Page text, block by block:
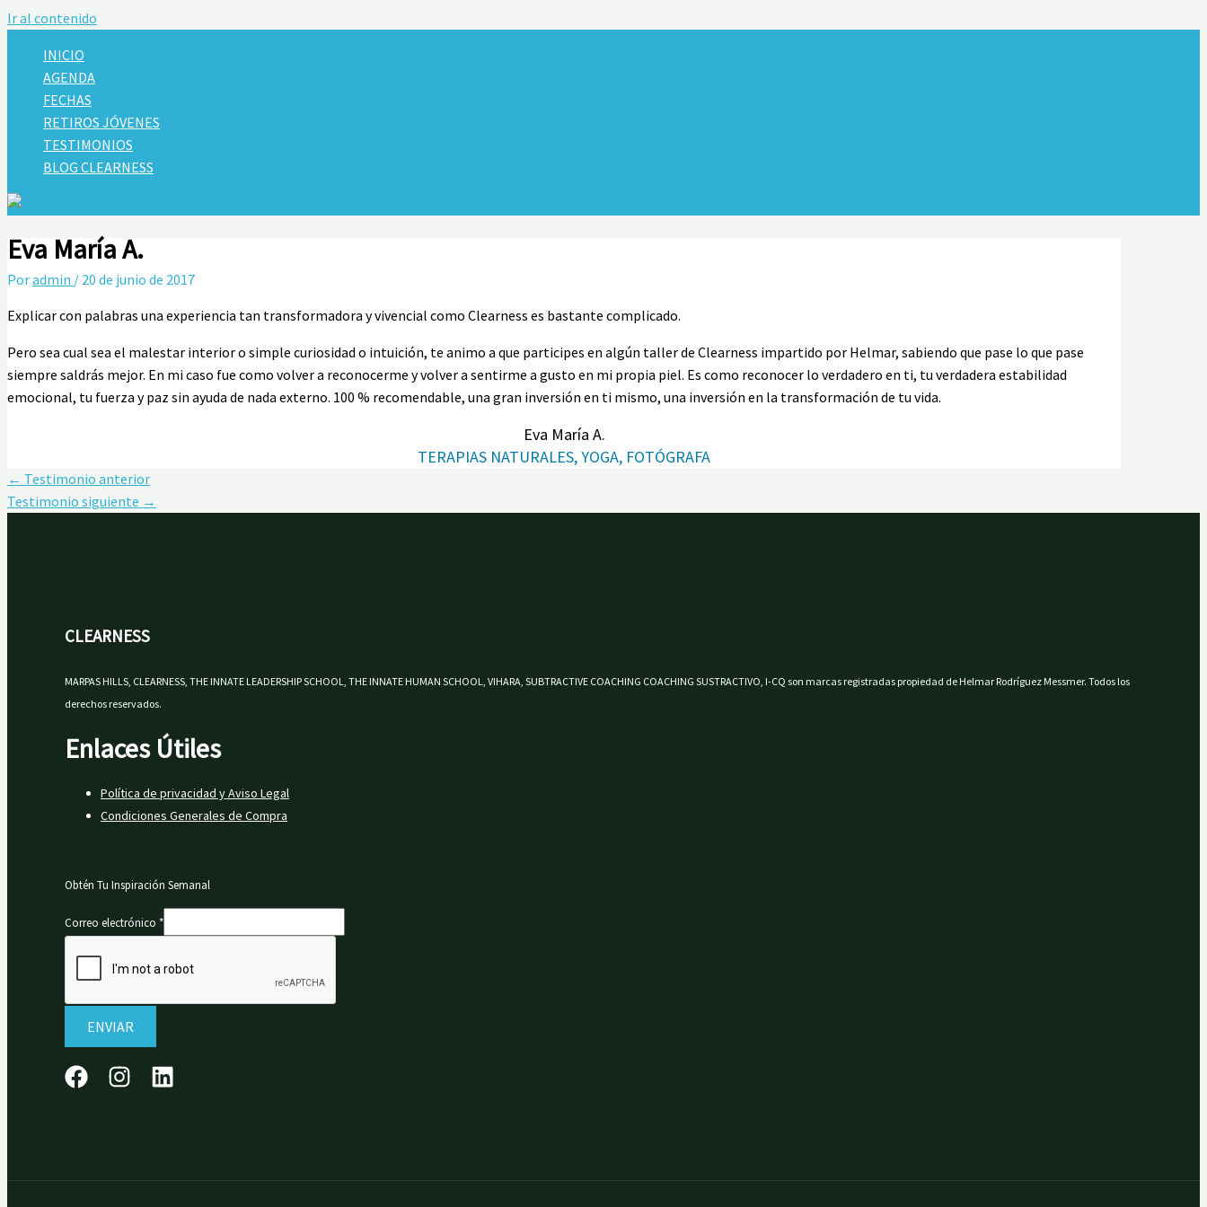
Ir al contenido
INICIO
AGENDA
FECHAS
RETIROS JÓVENES
TESTIMONIOS
BLOG CLEARNESS
Eva María A.
Poradmin / 20 de junio de 2017
Explicar con palabras una experiencia tan transformadora y vivencial como Clearness es bastante complicado.
Pero sea cual sea el malestar interior o simple curiosidad o intuición, te animo a que participes en algún taller de Clearness impartido por Helmar, sabiendo que pase lo que pase
siempre saldrás mejor. En mi caso fue como volver a reconocerme y volver a sentirme a gusto en mi propia piel. Es como reconocer lo verdadero en ti, tu verdadera estabilidad
emocional, tu fuerza y paz sin ayuda de nada externo. 100 % recomendable, una gran inversión en ti mismo, una inversión en la transformación de tu vida.
Eva María A.
TERAPIAS NATURALES, YOGA, FOTÓGRAFA
← Testimonio anterior
Testimonio siguiente →
CLEARNESS
MARPAS HILLS, CLEARNESS, THE INNATE LEADERSHIP SCHOOL, THE INNATE HUMAN SCHOOL, VIHARA, SUBTRACTIVE COACHING COACHING SUSTRACTIVO, I-CQ son marcas registradas propiedad de Helmar Rodríguez Messmer. Todos los
derechos reservados.
Enlaces Útiles
Política de privacidad y Aviso Legal
Condiciones Generales de Compra
Obtén Tu Inspiración Semanal
Correo electrónico *
ENVIAR